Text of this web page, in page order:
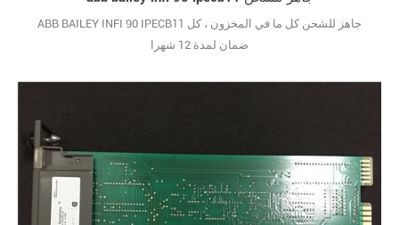
ABB BAILEY INFI 90 IPECB11 جاهز للشحن كل ما في المخزون ، كل
ضمان لمدة 12 شهرا